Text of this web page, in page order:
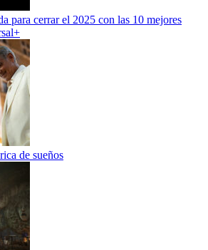
para cerrar el 2025 con las 10 mejores
de sueños